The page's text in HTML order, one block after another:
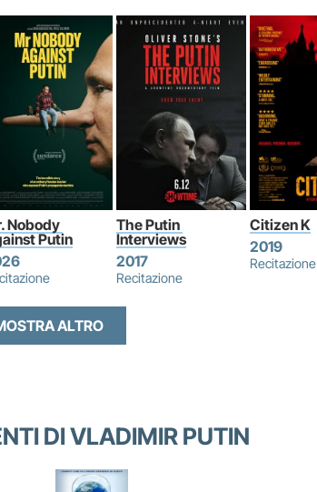
Nobody
Putin
The Putin
Interviews
2017
Recitazione
Citizen K
2019
Recitazione
ALTRO
DI VLADIMIR PUTIN